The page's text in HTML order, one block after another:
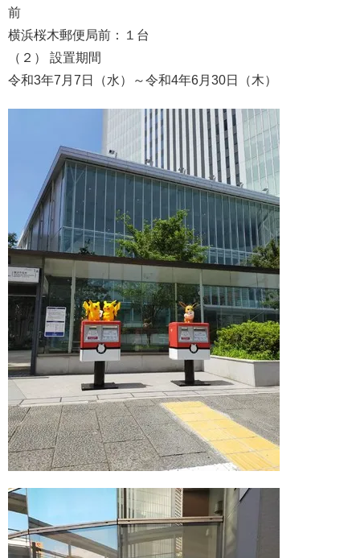
前
横浜桜木郵便局前：１台
（２） 設置期間
令和3年7月7日（水）～令和4年6月30日（木）